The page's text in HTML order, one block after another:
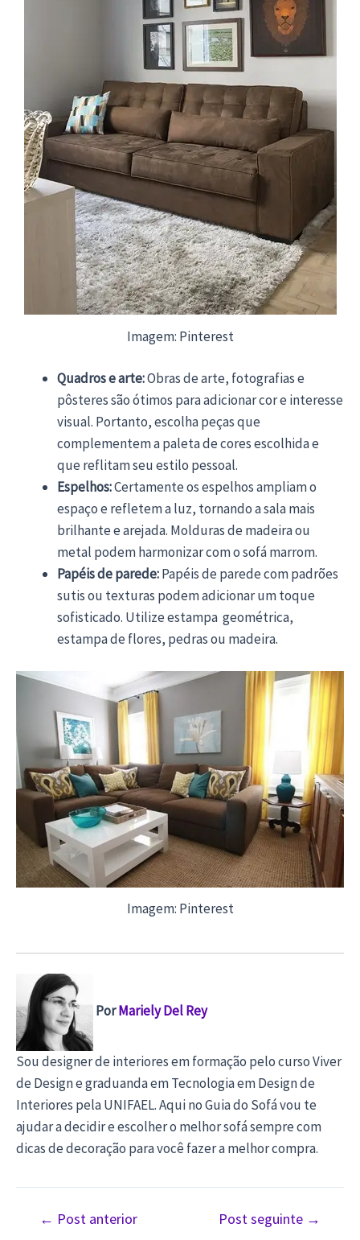
Imagem: Pinterest
Quadros e arte:Obras de arte, fotografias e
pôsteres são ótimos para adicionar cor e interesse
visual. Portanto, escolha peças que
complementem a paleta de cores escolhida e
que reflitam seu estilo pessoal.
Espelhos:Certamente os espelhos ampliam o
espaço e refletem a luz, tornando a sala mais
brilhante e arejada. Molduras de madeira ou
metal podem harmonizar com o sofá marrom.
Papéis de parede:Papéis de parede com padrões
sutis ou texturas podem adicionar um toque
sofisticado. Utilize estampa geométrica,
estampa de flores, pedras ou madeira.
Imagem: Pinterest
PorMariely Del Rey
Sou designer de interiores em formação pelo curso Viver
de Design e graduanda em Tecnologia em Design de
Interiores pela UNIFAEL. Aqui no Guia do Sofá vou te
ajudar a decidir e escolher o melhor sofá sempre com
dicas de decoração para você fazer a melhor compra.
Navegação
← Post anterior Post seguinte →